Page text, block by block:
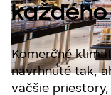
Komerčné
navrhnuté tak,
väčšie